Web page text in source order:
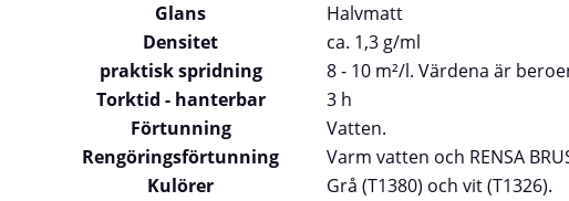
Glans
Halvmatt
Densitet
ca. 1,3 g/ml
praktisk spridning
8 - 10 m²/l. Värdena är
Torktid - hanterbar
3 h
Förtunning
Vatten.
Rengöringsförtunning
Varm vatten och RENSA
Kulörer
Grå (T1380) och vit (T1326).